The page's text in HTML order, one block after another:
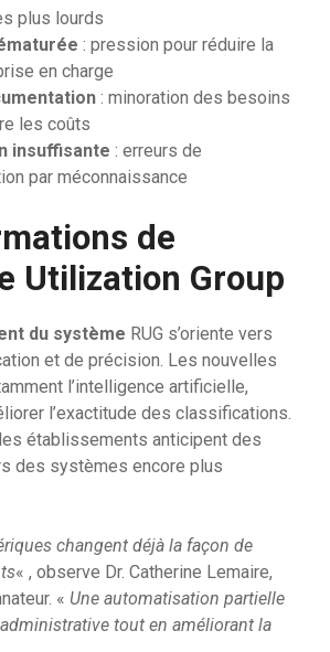
plus lourds
: pression pour réduire la
en charge
: minoration des besoins
les coûts
insuffisante : erreurs de
par méconnaissance
de
Utilization Group
du système RUG s’oriente vers
et de précision. Les nouvelles
l’intelligence artificielle,
l’exactitude des classifications.
établissements anticipent des
des systèmes encore plus
changent déjà la façon de
« , observe Dr. Catherine Lemaire,
« Une automatisation partielle
tout en améliorant la